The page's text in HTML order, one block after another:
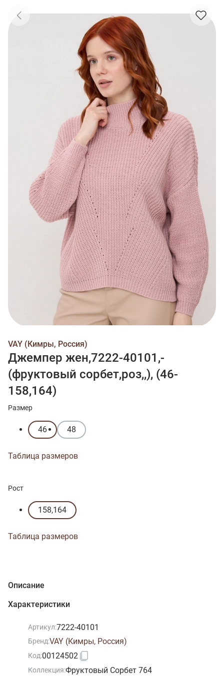
VAY (Кимры, Россия)
Джемпер жен,7222-40101,-
(фруктовый сорбет,роз,,), (46-
158,164)
Размер
46 48
Таблица размеров
Рост
158,164
Таблица размеров
Описание
Характеристики
Артикул:7222-40101
Бренд:VAY (Кимры, Россия)
Код:00124502
Коллекция:Фруктовый Сорбет 764